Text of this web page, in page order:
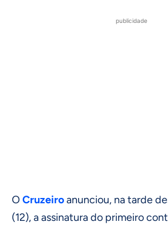
publicidade
OCruzeiroanunciou, na tarde
(12), a assinatura do primeiro